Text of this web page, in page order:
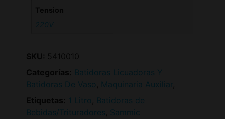
220V
SKU: 5410010
Categorías: Batidoras Licuadoras Y
Batidoras De Vaso
Maquinaria Auxiliar
Etiquetas: 1 Litro
Batidoras de
Bebidas/Trituradores Sammic